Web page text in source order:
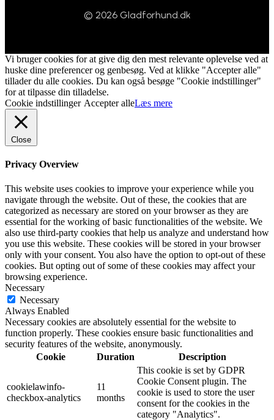
© 2026 Gladforhund.dk
Vi bruger cookies for at give dig den mest relevante oplevelse ved at
huske dine preferencer og genbesøg. Ved at klikke "Accepter alle"
tillader du alle cookies. Du kan også besøge "Cookie indstillinger"
for at tilpasse din tilladelse.
Cookie indstillinger Accepter alleLæs mere
Close
Privacy Overview
This website uses cookies to improve your experience while you
navigate through the website. Out of these, the cookies that are
categorized as necessary are stored on your browser as they are
essential for the working of basic functionalities of the website. We
also use third-party cookies that help us analyze and understand how
you use this website. These cookies will be stored in your browser
only with your consent. You also have the option to opt-out of these
cookies. But opting out of some of these cookies may affect your
browsing experience.
Necessary
Necessary
Always Enabled
Necessary cookies are absolutely essential for the website to
function properly. These cookies ensure basic functionalities and
security features of the website, anonymously.
Cookie
Duration Description
cookielawinfo-
checkbox-analytics
11
months
This cookie is set by GDPR
Cookie Consent plugin. The
cookie is used to store the user
consent for the cookies in the
category "Analytics".